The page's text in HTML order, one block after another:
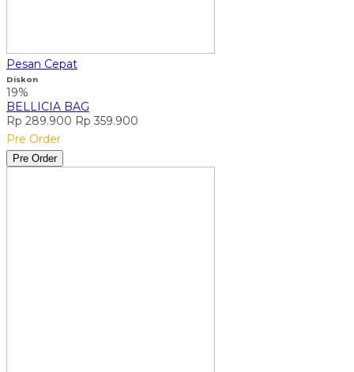
Pesan Cepat
Diskon
19%
BELLICIA BAG
Rp 289.900 Rp 359.900
Pre Order
Pre Order